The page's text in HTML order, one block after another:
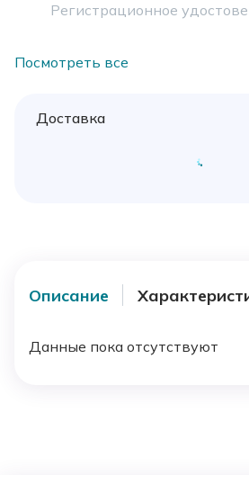
Регистрационное
Посмотреть все
Доставка
Описание
Данные пока отсутствуют